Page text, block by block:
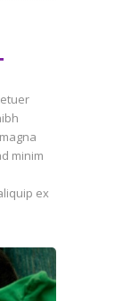
minim
ex